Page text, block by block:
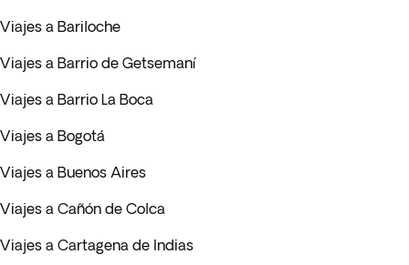
Viajes a Bariloche
Viajes a Barrio de Getsemaní
Viajes a Barrio La Boca
Viajes a Bogotá
Viajes a Buenos Aires
Viajes a Cañón de Colca
Viajes a Cartagena de Indias